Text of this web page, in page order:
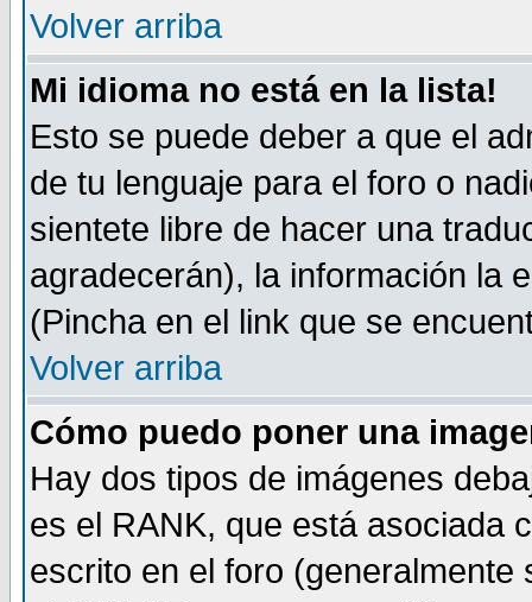
Volver arriba
Mi idioma no está en la lista!
Esto se puede deber a que el
de tu lenguaje para el foro o
sientete libre de hacer una
agradecerán), la información la
(Pincha en el link que se
Volver arriba
Cómo puedo poner una
Hay dos tipos de imágenes
es el RANK, que está asociada
escrito en el foro